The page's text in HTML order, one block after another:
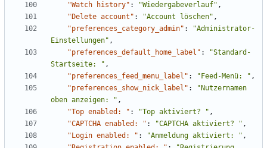
"Watch history" : "Wiedergabeverlauf" ,
"Delete account" : "Account löschen" ,
"preferences_category_admin" :
"Administrator-
Einstellungen" ,
"preferences_default_home_label" :
"Standard-
Startseite: " ,
"preferences_feed_menu_label" : "Feed-Menü: " ,
"preferences_show_nick_label" :
"Nutzernamen
oben anzeigen: " ,
"Top enabled: " : "Top aktiviert? " ,
"CAPTCHA enabled: " : "CAPTCHA aktiviert? " ,
"Login enabled: " : "Anmeldung aktiviert: " ,